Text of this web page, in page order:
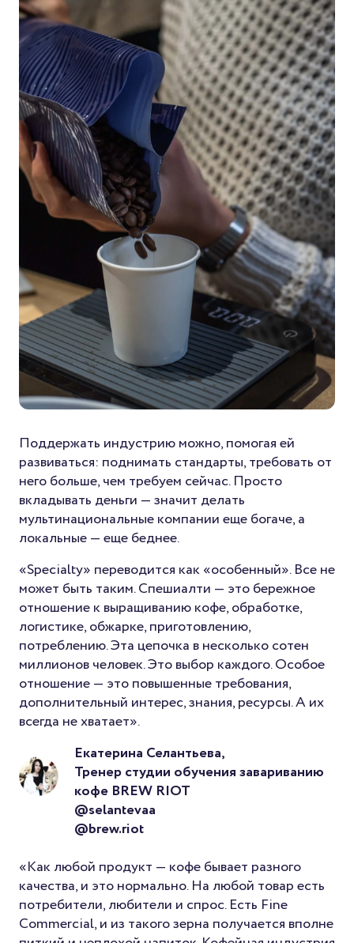
Поддержать индустрию можно, помогая ей
развиваться: поднимать стандарты, требовать от
него больше, чем требуем сейчас. Просто
вкладывать деньги — значит делать
мультинациональные компании еще богаче, а
локальные — еще беднее.
«Specialty» переводится как «особенный». Все не
может быть таким. Спешиалти — это бережное
отношение к выращиванию кофе, обработке,
логистике, обжарке, приготовлению,
потреблению. Эта цепочка в несколько сотен
миллионов человек. Это выбор каждого. Особое
отношение — это повышенные требования,
дополнительный интерес, знания, ресурсы. А их
всегда не хватает».
Екатерина Селантьева,
Тренер студии обучения завариванию
кофе BREW RIOT
@selantevaa
@brew.riot
«Как любой продукт — кофе бывает разного
качества, и это нормально. На любой товар есть
потребители, любители и спрос. Есть Fine
Commercial, и из такого зерна получается вполне